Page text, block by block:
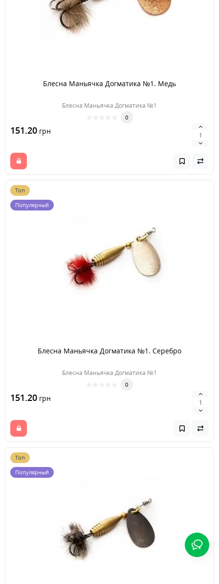
Блесна Маньячка Догматика №1. Медь
Блесна Маньячка Догматика №1
0
151.20 грн
Топ
Популярный
Блесна Маньячка Догматика №1. Серебро
Блесна Маньячка Догматика №1
0
151.20 грн
Топ
Популярный